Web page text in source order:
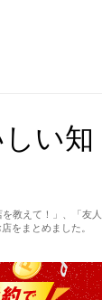
い知
教えて！」、「友人
をまとめました。